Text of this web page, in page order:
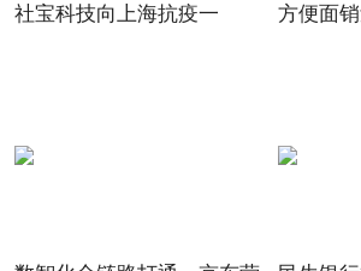
社宝科技向上海抗疫一
方便面